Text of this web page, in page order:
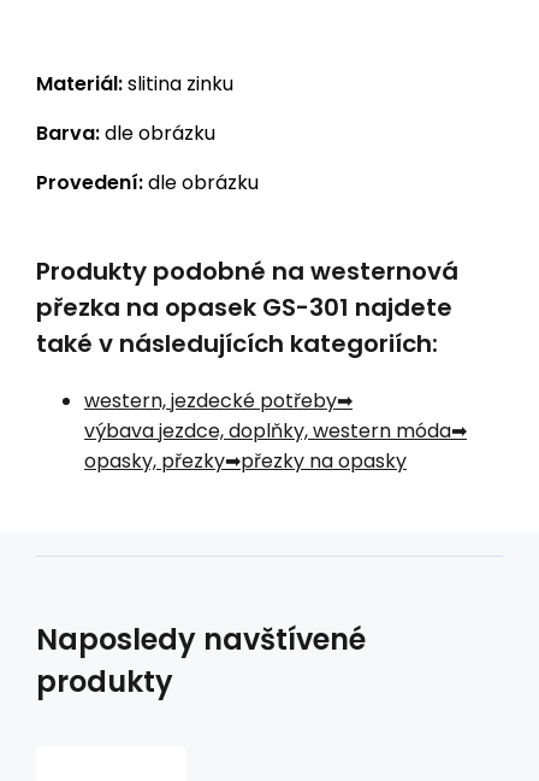
Materiál:slitina zinku
Barva:dle obrázku
Provedení:dle obrázku
Produkty podobné na westernová
přezka na opasek GS-301 najdete
také v následujících kategoriích:
western, jezdecké potřeby
výbava jezdce, doplňky, western móda
opasky, přezky
přezky na opasky
Naposledy navštívené
produkty